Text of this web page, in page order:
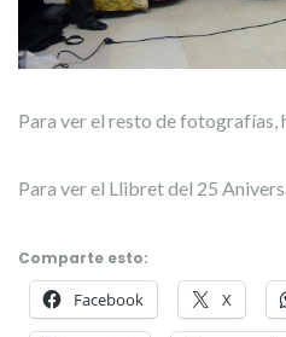
Para ver el resto de fotografías,
Para ver el Llibret del 25
Comparte esto:
Facebook X